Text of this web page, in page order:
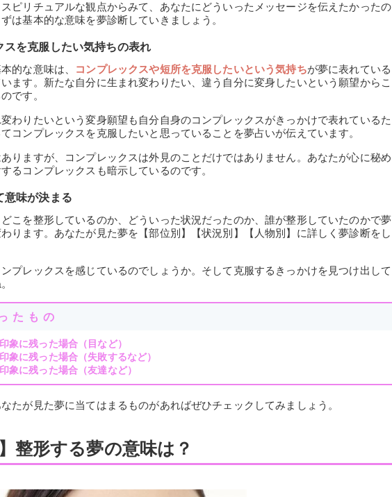
ピリチュアルな観点からみて、あなたにどういったメッセージを伝えたかったの
は基本的な意味を夢診断していきましょう。
スを克服したい気持ちの表れ
的な意味は、
コンプレックスや短所を克服したいという気持ちが夢に表れている
ます。新たな自分に生まれ変わりたい、違う自分に変身したいという願望からこ
です。
わりたいという変身願望も自分自身のコンプレックスがきっかけで表れているた
コンプレックスを克服したいと思っていることを夢占いが伝えています。
りますが、コンプレックスは外見のことだけではありません。あなたが心に秘め
るコンプレックスも暗示しているのです。
意味が決まる
こを整形しているのか、どういった状況だったのか、誰が整形していたのかで夢
ります。あなたが見た夢を【部位別】【状況別】【人物別】に詳しく夢診断をし
プレックスを感じているのでしょうか。そして克服するきっかけを見つけ出して
たもの
象に残った場合（目など）
象に残った場合（失敗するなど）
象に残った場合（友達など）
なたが見た夢に当てはまるものがあればぜひチェックしてみましょう。
整形する夢の意味は？